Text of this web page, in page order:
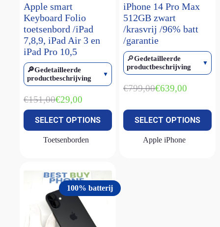
Apple smart
Keyboard Folio
toetsenbord /iPad
7,8,9, iPad Air 3 en
iPad Pro 10,5
🔎Gedetailleerde
productbeschrijving
€151,00Oorspronkelijke
was:
€151,00.
€29,00
Huidige
is:
€29,00.
SELECT OPTIONS
Toetsenborden
iPhone 14 Pro Max
512GB zwart
/krasvrij /96% batt
/garantie
🔎Gedetailleerde
productbeschrijving
€799,00Oorspronkelijke
was:
€799,00.
€639,00
Huidige
is:
€639,00.
SELECT OPTIONS
Apple iPhone
100% batterij
iPhone 16(1)
iPhone 16 plus (1)
iPhone 16 pro(2)
iPhone 16e
(3)
iPhone SE (2022)
MacBook Air M1(2)
MacBook Air M2(1)
MacBook Neo(1)
MacBook Pro M1(1)
Magic keyboard(2)